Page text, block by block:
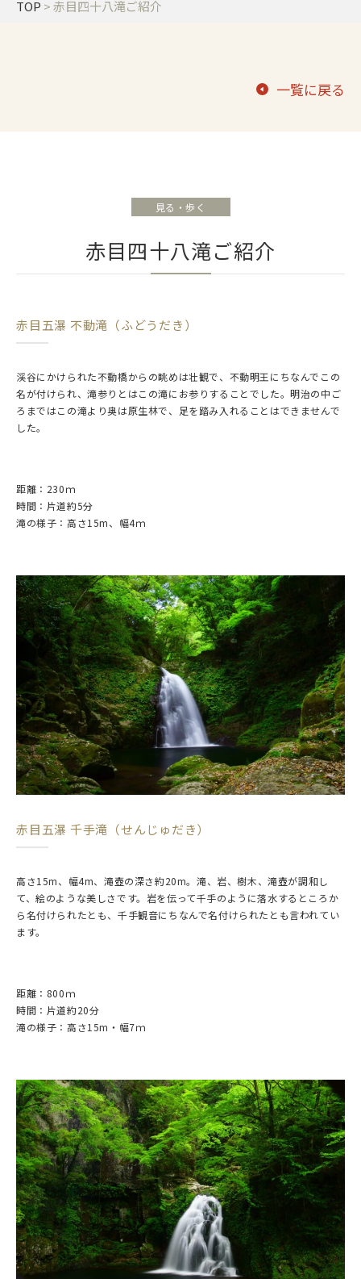
TOP >赤目四十八滝ご紹介
一覧に戻る
見る・歩く
赤目四十八滝ご紹介
赤目五瀑 不動滝（ふどうだき）
渓谷にかけられた不動橋からの眺めは壮観で、不動明王にちなんでこの
名が付けられ、滝参りとはこの滝にお参りすることでした。明治の中ご
ろまではこの滝より奥は原生林で、足を踏み入れることはできませんで
した。
距離：230ｍ
時間：片道約5分
滝の様子：高さ15m、幅4ｍ
赤目五瀑 千手滝（せんじゅだき）
高さ15m、幅4m、滝壺の深さ約20m。滝、岩、樹木、滝壺が調和し
て、絵のような美しさです。岩を伝って千手のように落水するところか
ら名付けられたとも、千手観音にちなんで名付けられたとも言われてい
ます。
距離：800ｍ
時間：片道約20分
滝の様子：高さ15m・幅7ｍ